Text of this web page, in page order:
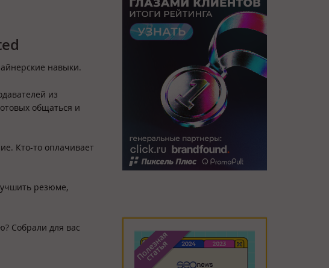
навыки.
из
общаться и
Кто-то оплачивает
резюме,
Собрали для вас